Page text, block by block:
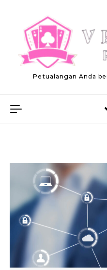
Petualangan Anda